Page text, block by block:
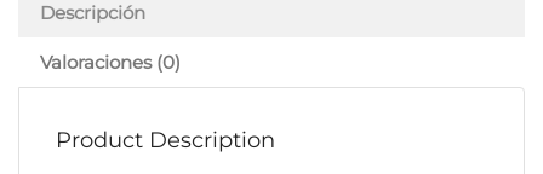
Descripción
Valoraciones (0)
Product Description